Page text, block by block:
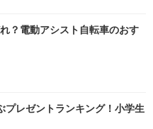
？電動アシスト自転車のおす
プレゼントランキング！小学生